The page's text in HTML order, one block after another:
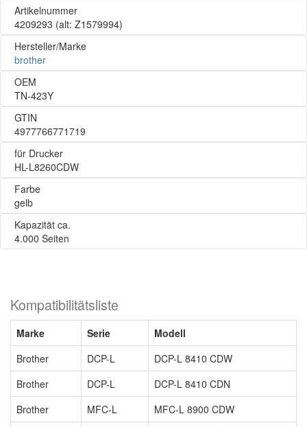
Artikelnummer
4209293 (alt: Z1579994)
Hersteller/Marke
brother
OEM
TN-423Y
GTIN
4977766771719
für Drucker
HL-L8260CDW
Farbe
gelb
Kapazität ca.
4.000 Seiten
Kompatibilitätsliste
Marke Serie
Modell
Brother
DCP-L
DCP-L 8410 CDW
Brother
DCP-L
DCP-L 8410 CDN
Brother
MFC-L
MFC-L 8900 CDW